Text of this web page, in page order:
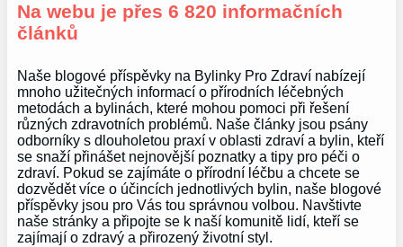
Na webu je přes 6 820 informačních
článků
Naše blogové příspěvky na Bylinky Pro Zdraví nabízejí
mnoho užitečných informací o přírodních léčebných
metodách a bylinách, které mohou pomoci při řešení
různých zdravotních problémů. Naše články jsou psány
odborníky s dlouholetou praxí v oblasti zdraví a bylin, kteří
se snaží přinášet nejnovější poznatky a tipy pro péči o
zdraví. Pokud se zajímáte o přírodní léčbu a chcete se
dozvědět více o účincích jednotlivých bylin, naše blogové
příspěvky jsou pro Vás tou správnou volbou. Navštivte
naše stránky a připojte se k naší komunitě lidí, kteří se
zajímají o zdravý a přirozený životní styl.